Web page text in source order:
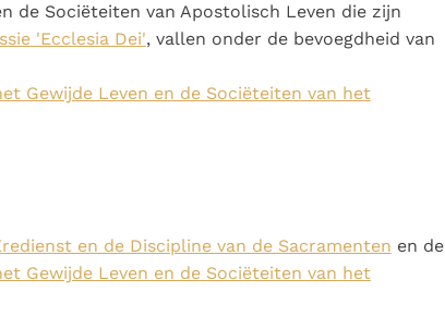
de Sociëteiten van Apostolisch Leven die zijn
'Ecclesia Dei', vallen onder de bevoegdheid van
Gewijde Leven en de Sociëteiten van het
en de Discipline van de Sacramenten en de
Gewijde Leven en de Sociëteiten van het